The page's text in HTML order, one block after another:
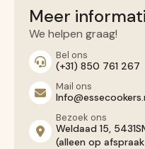
Contact opnemen
Algemene voorwaarden
Privacy Beleid
Meer
We helpen graag!
Bel ons
(+31) 850 761 267
Mail ons
Bezoek ons
Weldaad 15,
(alleen op